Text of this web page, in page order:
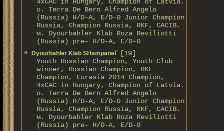
о. Terra De Bern Alfred Angelo
(Russia) H/D-A, E/D-0 Junior Champion
Russia, Champion Russia, RKF, CACIB.
м. Dyourbahler Klab Roza Reviliotti
(Russia) pre- H/D-A, E/D-0
Dyourbahler Klab SHampanel` [19]
Youth Russian Champion, Youth Club
winner, Russian Champion, RKF
Champion, Eurasia 2014 Champion,
4xCAC in Hungary, Champion of Latvia.
о. Terra De Bern Alfred Angelo
(Russia) H/D-A, E/D-0 Junior Champion
Russia, Champion Russia, RKF, CACIB.
м. Dyourbahler Klab Roza Reviliotti
(Russia) pre- H/D-A, E/D-0